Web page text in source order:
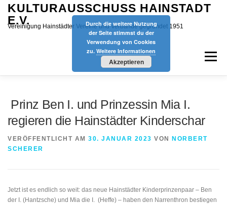
Zum
Inhalt
springen
KULTURAUSSCHUSS HAINSTADT
E.V.
Vereinigung Hainstädter Vereine und Verbände gegründet 1951
Menü
Prinz Ben I. und Prinzessin Mia I.
regieren die Hainstädter Kinderschar
VERÖFFENTLICHT AM 30. JANUAR 2023 VON
NORBERT
SCHERER
Jetzt ist es endlich so weit: das neue Hainstädter Kinderprinzenpaar – Ben
der I. (Hantzsche) und Mia die I. (Heffe) – haben den Narrenthron bestiegen
Durch die weitere Nutzung
der Seite stimmst du der
Verwendung von Cookies
zu. Weitere Informationen
Akzeptieren